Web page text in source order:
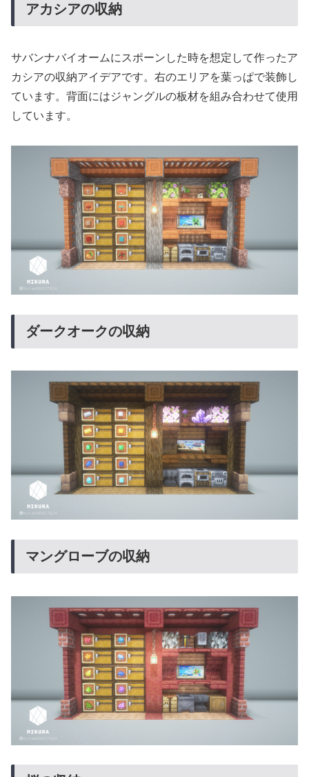
アカシアの収納
サバンナバイオームにスポーンした時を想定して作ったア
カシアの収納アイデアです。右のエリアを葉っぱで装飾し
ています。背面にはジャングルの板材を組み合わせて使用
しています。
ダークオークの収納
マングローブの収納